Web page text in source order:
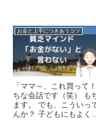
お金と上手につきあうコツ
「ママ～、これ買って
ちな会話です（笑） も
ます。 でも、こういっ
んか？ 子どもにもよく...